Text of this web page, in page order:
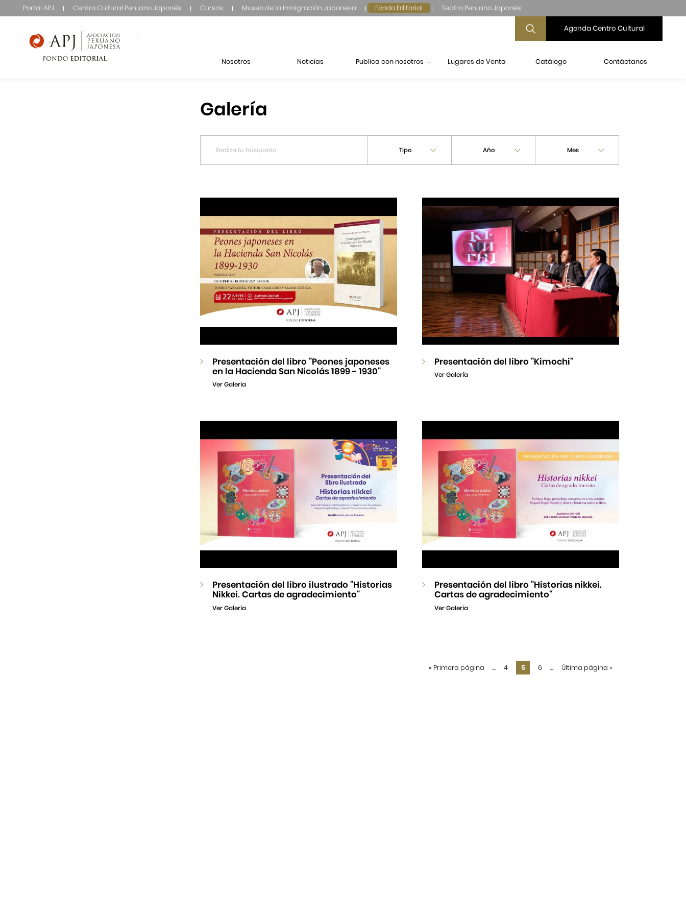
Portal APJ Centro Cultural Peruano Japonés Cursos Museo de la Inmigración Japonesa Fondo Editorial Teatro Peruano Japonés
Agenda Centro Cultural
Nosotros Noticias Publica con nosotros Lugares de Venta Catálogo Contáctanos
Galería
Tipo Año Mes
Presentación del libro "Peones japoneses
en la Hacienda San Nicolás 1899 - 1930"
Ver Galería
Presentación del libro "Kimochi"
Ver Galería
Presentación del libro ilustrado "Historias
Nikkei. Cartas de agradecimiento"
Ver Galería
Presentación del libro "Historias nikkei.
Cartas de agradecimiento"
Ver Galería
« Primera página ... 4 5 6 ... Última página »